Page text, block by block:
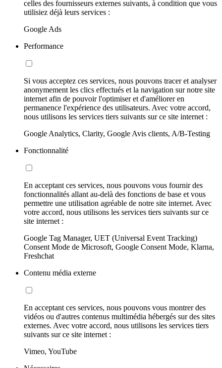
celles des fournisseurs externes suivants, à condition que vous
utilisiez déjà leurs services :
Google Ads
Performance
Si vous acceptez ces services, nous pouvons tracer et analyser
anonymement les clics effectués et la navigation sur notre site
internet afin de pouvoir l'optimiser et d'améliorer en
permanence l'expérience des utilisateurs. Avec votre accord,
nous utilisons les services tiers suivants sur ce site internet :
Google Analytics, Clarity, Google Avis clients, A/B-Testing
Fonctionnalité
En acceptant ces services, nous pouvons vous fournir des
fonctionnalités allant au-delà des fonctions de base et vous
permettre une utilisation agréable de notre site internet. Avec
votre accord, nous utilisons les services tiers suivants sur ce
site internet :
Google Tag Manager, UET (Universal Event Tracking)
Consent Mode de Microsoft, Google Consent Mode, Klarna,
Freshchat
Contenu média externe
En acceptant ces services, nous pouvons vous montrer des
vidéos ou d'autres contenus multimédia hébergés sur des sites
externes. Avec votre accord, nous utilisons les services tiers
suivants sur ce site internet :
Vimeo, YouTube